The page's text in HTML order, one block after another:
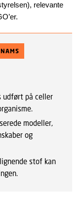
relevante
udført på celler
modeller,
og
stof kan